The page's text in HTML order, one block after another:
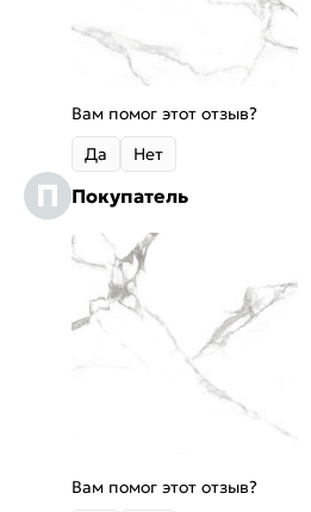
Вам помог этот отзыв?
Да
Нет
П Покупатель
Вам помог этот отзыв?